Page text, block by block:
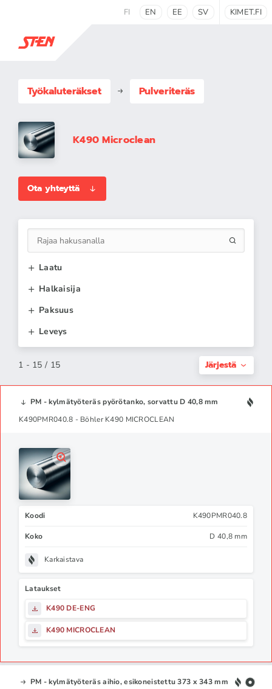
FI EN EE SV KIMET.FI
Työkaluteräkset Pulveriteräs
K490 Microclean
Ota yhteyttä
Laatu
Halkaisija
Paksuus
Leveys
1 - 15 / 15 Järjestä
PM - kylmätyöteräs pyörötanko, sorvattu D 40,8 mm
K490PMR040.8 - Böhler K490 MICROCLEAN
Koodi K490PMR040.8
Koko D 40,8 mm
Karkaistava
Lataukset
K490 DE-ENG
K490 MICROCLEAN
PM - kylmätyöteräs aihio, esikoneistettu 373 x 343 mm